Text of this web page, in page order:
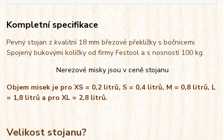
Kompletní specifikace
Pevný stojan z kvalitní 18 mm březové překližky s bočnicemi.
Spojený bukovými kolíčky od firmy Festool a s nosností 100 kg.
Nerezové misky jsou v ceně stojanu
Objem misek je pro XS = 0,2 litrů, S = 0,4 litrů, M = 0,8 litrů, L
= 1,8 litrů a pro XL = 2,8 litrů.
Velikost stojanu?